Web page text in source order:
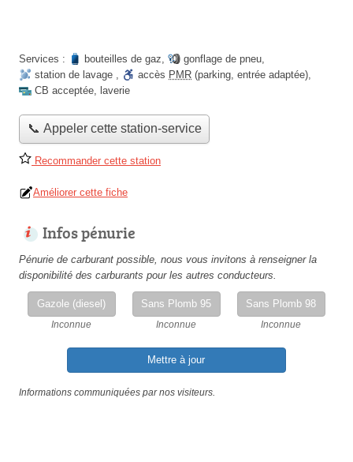
Services : bouteilles de gaz, gonflage de pneu,
station de lavage , accès PMR (parking, entrée adaptée),
CB acceptée, laverie
📞 Appeler cette station-service
Recommander cette station
Améliorer cette fiche
Infos pénurie
Pénurie de carburant possible, nous vous invitons à renseigner la
disponibilité des carburants pour les autres conducteurs.
Gazole (diesel)
Inconnue
Sans Plomb 95
Inconnue
Sans Plomb 98
Inconnue
Mettre à jour
Informations communiquées par nos visiteurs.